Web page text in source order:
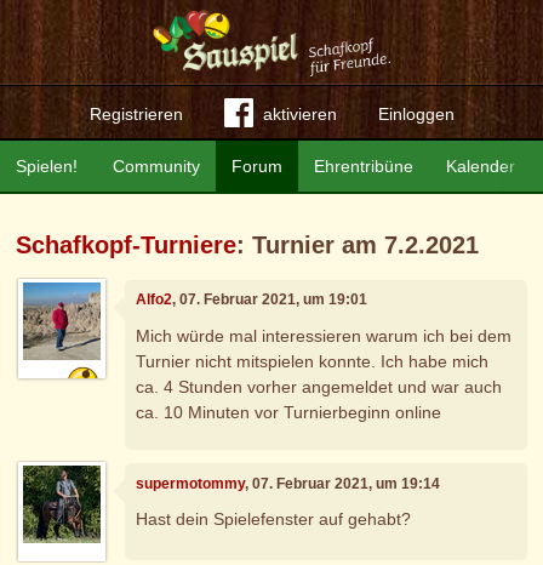
Registrieren aktivieren Einloggen
Community Forum Ehrentribüne Kalender
Spielen!
Schafkopf-Turniere: Turnier am 7.2.2021
Alfo2, 07. Februar 2021, um 19:01
Mich würde mal interessieren warum ich bei dem
Turnier nicht mitspielen konnte. Ich habe mich
ca. 4 Stunden vorher angemeldet und war auch
ca. 10 Minuten vor Turnierbeginn online
supermotommy, 07. Februar 2021, um 19:14
Hast dein Spielefenster auf gehabt?